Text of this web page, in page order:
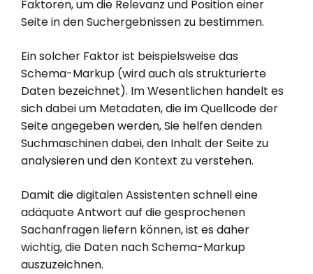
Faktoren, um die Relevanz und Position einer
Seite in den Suchergebnissen zu bestimmen.
Ein solcher Faktor ist beispielsweise das
Schema-Markup (wird auch als strukturierte
Daten bezeichnet). Im Wesentlichen handelt es
sich dabei um Metadaten, die im Quellcode der
Seite angegeben werden, Sie helfen denden
Suchmaschinen dabei, den Inhalt der Seite zu
analysieren und den Kontext zu verstehen.
Damit die digitalen Assistenten schnell eine
adäquate Antwort auf die gesprochenen
Sachanfragen liefern können, ist es daher
wichtig, die Daten nach Schema-Markup
auszuzeichnen.